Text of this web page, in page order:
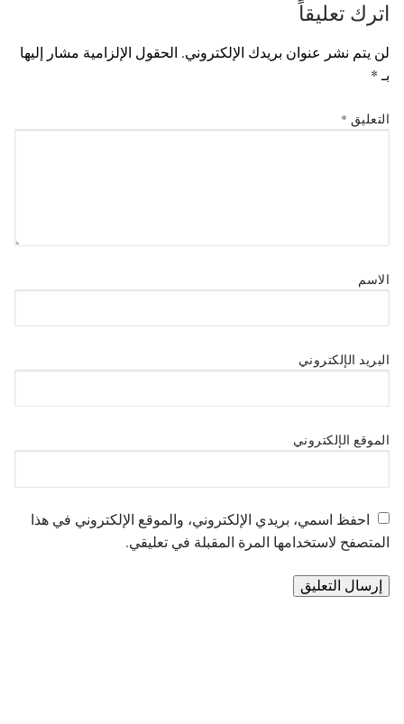
اترك تعليقاً
لن يتم نشر عنوان بريدك الإلكتروني. الحقول الإلزامية مشار إليها
بـ*
التعليق *
الاسم
البريد الإلكتروني
الموقع الإلكتروني
احفظ اسمي، بريدي الإلكتروني، والموقع الإلكتروني في هذا
المتصفح لاستخدامها المرة المقبلة في تعليقي.